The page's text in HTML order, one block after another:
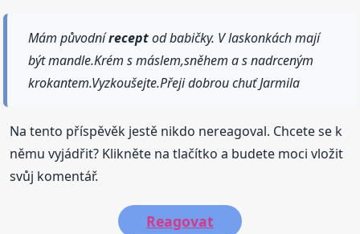
Mám původníreceptod babičky. V laskonkách mají
být mandle.Krém s máslem,sněhem a s nadrceným
krokantem.Vyzkoušejte.Přeji dobrou chuť Jarmila
Na tento příspěvěk jestě nikdo nereagoval. Chcete se k
němu vyjádřit? Klikněte na tlačítko a budete moci vložit
svůj komentář.
Reagovat